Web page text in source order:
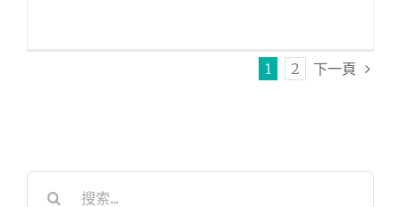
1 2 下一頁